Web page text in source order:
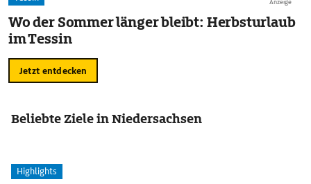
Anzeige
Wo der Sommer länger bleibt: Herbsturlaub
im Tessin
Jetzt entdecken
Beliebte Ziele in Niedersachsen
Highlights